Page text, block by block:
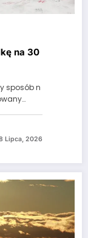
na 30
sposób n
Lipca, 2026